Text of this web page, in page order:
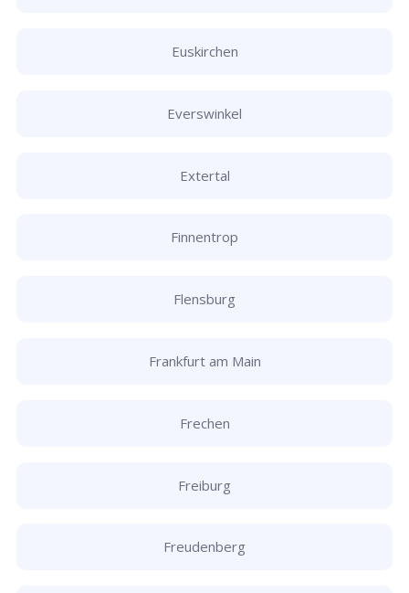
Euskirchen
Everswinkel
Extertal
Finnentrop
Flensburg
Frankfurt am Main
Frechen
Freiburg
Freudenberg